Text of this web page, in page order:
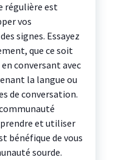
régulière est
vos
signes. Essayez
que ce soit
conversant avec
la langue ou
de conversation.
et utiliser
bénéfique de vous
sourde.